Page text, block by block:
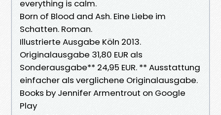
everything is calm.
Born of Blood and Ash. Eine Liebe im
Schatten. Roman.
Illustrierte Ausgabe Köln 2013.
Originalausgabe 31,80 EUR als
Sonderausgabe** 24,95 EUR. ** Ausstattung
einfacher als verglichene Originalausgabe.
Books by Jennifer Armentrout on Google
Play